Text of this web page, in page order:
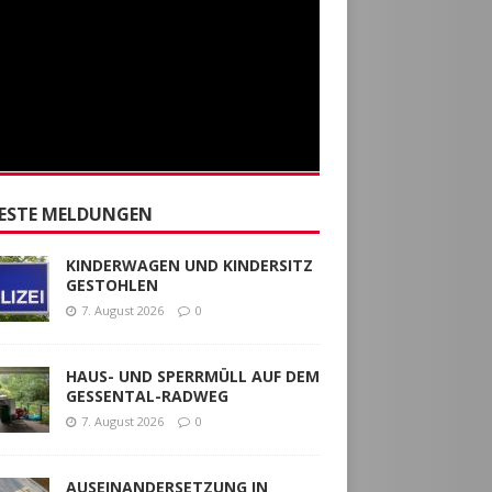
MELDUNGEN
KINDERWAGEN UND KINDERSITZ
GESTOHLEN
7. August 2026 0
HAUS- UND SPERRMÜLL AUF DEM
GESSENTAL-RADWEG
7. August 2026 0
AUSEINANDERSETZUNG IN